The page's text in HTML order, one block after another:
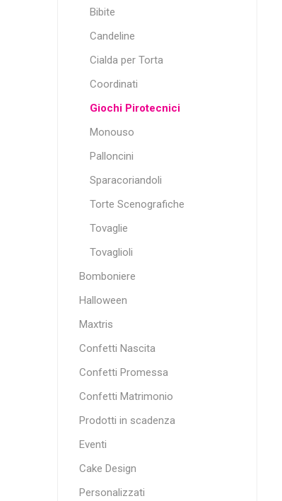
Bibite
Candeline
Cialda per Torta
Coordinati
Giochi Pirotecnici
Monouso
Palloncini
Sparacoriandoli
Torte Scenografiche
Tovaglie
Tovaglioli
Bomboniere
Halloween
Maxtris
Confetti Nascita
Confetti Promessa
Confetti Matrimonio
Prodotti in scadenza
Eventi
Cake Design
Personalizzati